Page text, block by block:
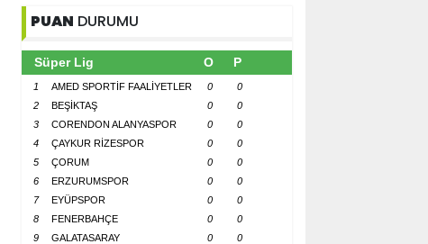
PUAN DURUMU
Süper Lig O P
1 AMED SPORTİF FAALİYETLER 0
0
2
BEŞİKTAŞ 0
0
3
CORENDON ALANYASPOR 0
0
4
ÇAYKUR RİZESPOR 0
0
5
ÇORUM 0
0
6
ERZURUMSPOR 0
0
7
EYÜPSPOR 0
0
8
FENERBAHÇE 0
0
9
GALATASARAY 0
0